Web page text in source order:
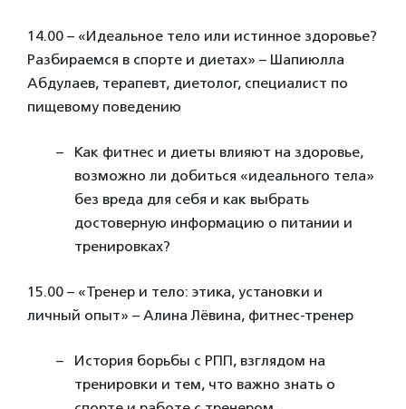
14.00 – «Идеальное тело или истинное здоровье?
Разбираемся в спорте и диетах» – Шапиюлла
Абдулаев, терапевт, диетолог, специалист по
пищевому поведению
Как фитнес и диеты влияют на здоровье,
возможно ли добиться «идеального тела»
без вреда для себя и как выбрать
достоверную информацию о питании и
тренировках?
15.00 – «Тренер и тело: этика, установки и
личный опыт» – Алина Лёвина, фитнес-тренер
История борьбы с РПП, взглядом на
тренировки и тем, что важно знать о